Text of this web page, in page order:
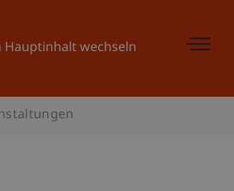
Hauptinhalt wechseln